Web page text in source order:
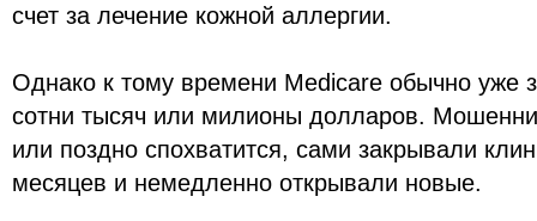
счет за лечение кожной аллергии.
Однако к тому времени Medicare обычно уже
сотни тысяч или милионы долларов.
или поздно спохватится, сами закрывали
месяцев и немедленно открывали новые.